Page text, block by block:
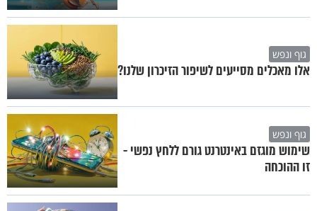
גוף ונפש
אלו מאכלים מסייעים לשיפור הזיכרון שלנו?
גוף ונפש
שימוש מוגזם באינטרנט גורם ללחץ נפשי -
זו ההוכחה